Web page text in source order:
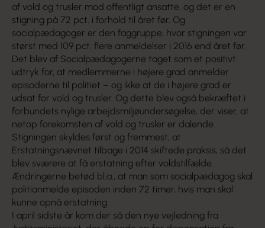
af vold og trusler mod offentligt ansatte, og det er en
stigning på 72 pct. i forhold til året før. Og
socialpædagoger er den faggruppe, hvor stigningen var
størst med 109 pct. flere anmeldelser i 2016 end året før.
Det blev af Socialpædagogerne taget som et positivt
udtryk for, at medlemmerne i højere grad anmelder
episoderne til politiet – og ikke at de i højere grad er
udsat for vold og trusler. Og dette blev også bekræftet i
forbundets nylige arbejdsmiljøundersøgelse, der viser, at
netop forekomsten af vold og trusler er dalende.
Stigningen skyldes først og fremmest, at
Erstatningsnævnet tilbage i 2014 skiftede praksis, så det
blev sværere at få erstatning efter voldstilfælde.
Ændringerne betød bl.a., at man som socialpædagog skal
politianmelde episoden inden 72 timer, hvis man skal
kunne opnå erstatning.
I april sidste år kom der så den nye vejledning fra